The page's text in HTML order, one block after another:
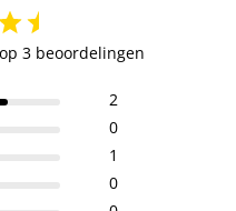
3 beoordelingen
2
0
1
0